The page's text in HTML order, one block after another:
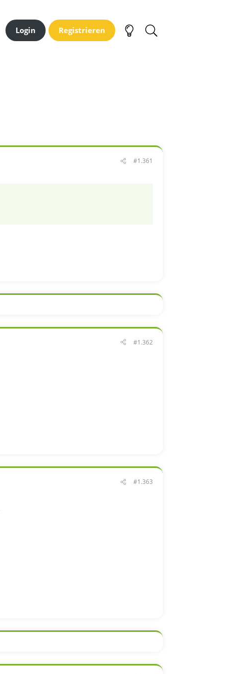
Login Registrieren
#1.361
#1.362
#1.363